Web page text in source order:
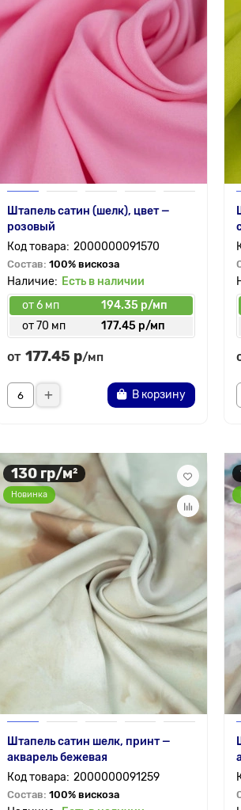
Штапель сатин (шелк), цвет —
розовый
2000000091570
Состав: 100% вискоза
Есть в наличии
от 6 мп
194.35 р/мп
от 70 мп
177.45 р/мп
от 177.45 р/мп
В корзину
130 гр/м²
Новинка
Штапель сатин шелк, принт —
акварель бежевая
2000000091259
Состав: 100% вискоза